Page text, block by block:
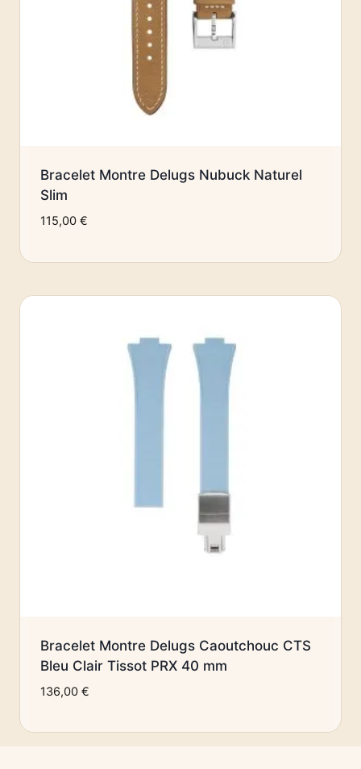
Bracelet Montre Delugs Nubuck Naturel
Slim
115,00 €
Bracelet Montre Delugs Caoutchouc CTS
Bleu Clair Tissot PRX 40 mm
136,00 €